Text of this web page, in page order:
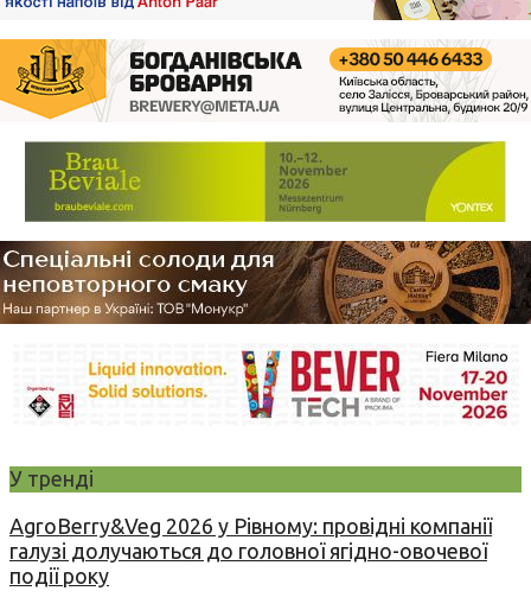
У тренді
AgroBerry&Veg 2026 у Рівному: провідні компанії
галузі долучаються до головної ягідно-овочевої
події року